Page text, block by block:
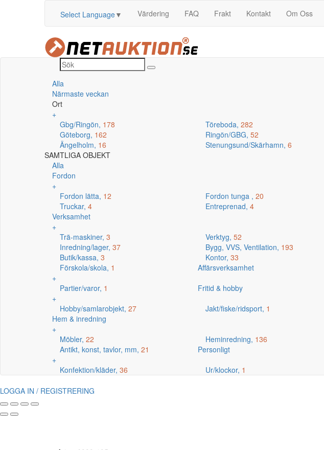
Select Language▼ Värdering FAQ Frakt Kontakt Om Oss
Alla
Närmaste veckan
Ort
+
Gbg/Ringön, 178 Töreboda, 282
Göteborg, 162 Ringön/GBG, 52
Ängelholm, 16 Stenungsund/Skärhamn, 6
SAMTLIGA OBJEKT
Alla
Fordon
+
Fordon lätta, 12 Fordon tunga , 20
Truckar, 4 Entreprenad, 4
Verksamhet
+
Trä-maskiner, 3 Verktyg, 52
Inredning/lager, 37 Bygg, VVS, Ventilation, 193
Butik/kassa, 3 Kontor, 33
Förskola/skola, 1
Affärsverksamhet
+
Partier/varor, 1
Fritid & hobby
+
Hobby/samlarobjekt, 27 Jakt/fiske/ridsport, 1
Hem & inredning
+
Möbler, 22 Heminredning, 136
Antikt, konst, tavlor, mm, 21
Personligt
+
Konfektion/kläder, 36 Ur/klockor, 1
LOGGA IN / REGISTRERING